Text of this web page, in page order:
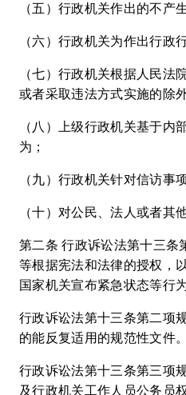
（五）行政机关作出的不产
（六）行政机关为作出行政
（七）行政机关根据人民
或者采取违法方式实施的除外
（八）上级行政机关基于
为；
（九）行政机关针对信访事
（十）对公民、法人或者其
第二条 行政诉讼法第十三条
等根据宪法和法律的授权，
国家机关宣布紧急状态等行为
行政诉讼法第十三条第二项
的能反复适用的规范性文件。
行政诉讼法第十三条第三项
及行政机关工作人员公务员